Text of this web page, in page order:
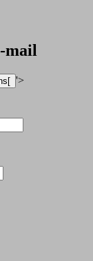
mail
'>